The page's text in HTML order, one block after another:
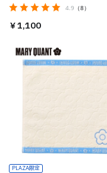
4.9 （8）
￥1,100
PLAZA限定